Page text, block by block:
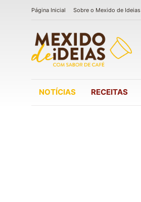
Página Inicial Sobre o Mexido de Ideias
NOTÍCIAS RECEITAS